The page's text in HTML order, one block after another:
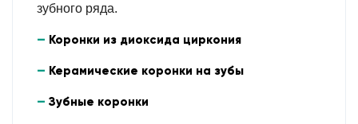
зубного ряда.
Коронки из диоксида циркония
Керамические коронки на зубы
Зубные коронки